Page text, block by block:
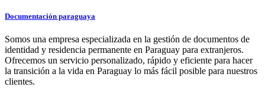
Documentación paraguaya
Somos una empresa especializada en la gestión de documentos de
identidad y residencia permanente en Paraguay para extranjeros.
Ofrecemos un servicio personalizado, rápido y eficiente para hacer
la transición a la vida en Paraguay lo más fácil posible para nuestros
clientes.